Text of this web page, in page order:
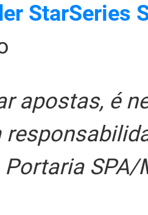
StarSeries
apostas, é
SPA/